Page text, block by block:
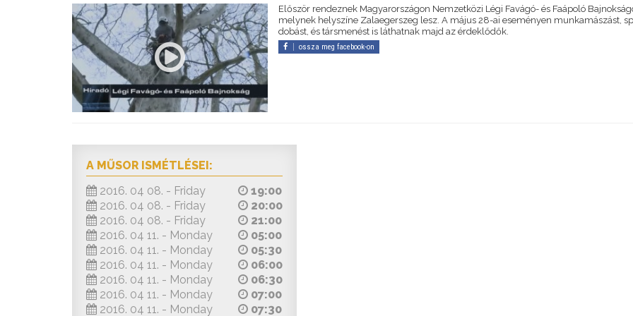
Először rendeznek Magyarországon Nemzetközi Légi Favágó- és Faápoló
melynek helyszíne Zalaegerszeg lesz. A május 28-ai eseményen munkamászást,
dobást, és társmenést is láthatnak majd az érdeklődők.
ossza meg facebook-on
A MŰSOR ISMÉTLÉSEI:
2016. 04 08. - Friday
19:00
2016. 04 08. - Friday
20:00
2016. 04 08. - Friday
21:00
2016. 04 11. - Monday
05:00
2016. 04 11. - Monday
05:30
2016. 04 11. - Monday
06:00
2016. 04 11. - Monday
06:30
2016. 04 11. - Monday
07:00
2016. 04 11. - Monday
07:30